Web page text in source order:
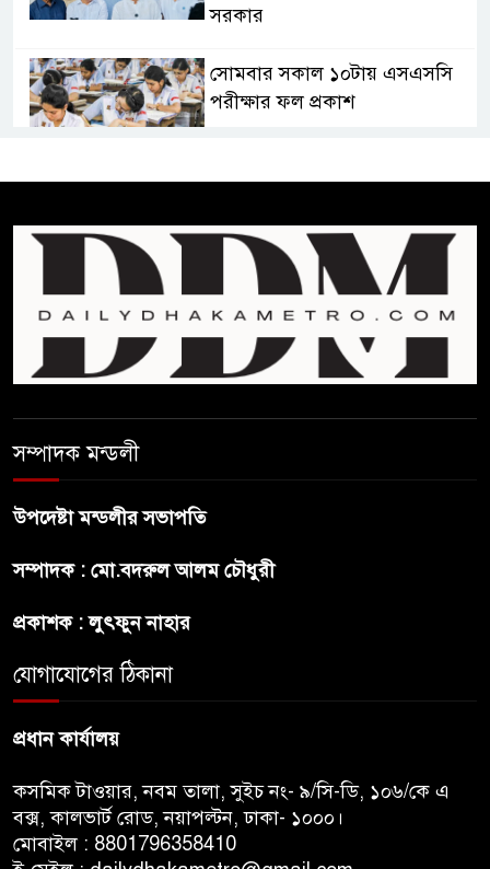
সরকার
সোমবার সকাল ১০টায় এসএসসি
পরীক্ষার ফল প্রকাশ
প্রধানমন্ত্রী
ফিফা সভাপতির বিরুদ্ধে এবার
‘নারী সংক্রান্ত অভিযোগ
ছেলেকে নিয়ে রোনালদোর যে বড়
ট্রাম্পের ৪০ কোটি ডলারের ‘বলরুম
সম্পাদক মন্ডলী
উপদেষ্টা মন্ডলীর সভাপতি
সম্পাদক : মো.বদরুল আলম চৌধুরী
প্রকাশক : লুৎফুন নাহার
যোগাযোগের ঠিকানা
প্রধান কার্যালয়
কসমিক টাওয়ার, নবম তালা, সুইচ নং- ৯/সি-ডি, ১০৬/কে এ
বক্স, কালভার্ট রোড, নয়াপল্টন, ঢাকা- ১০০০।
মোবাইল : 8801796358410